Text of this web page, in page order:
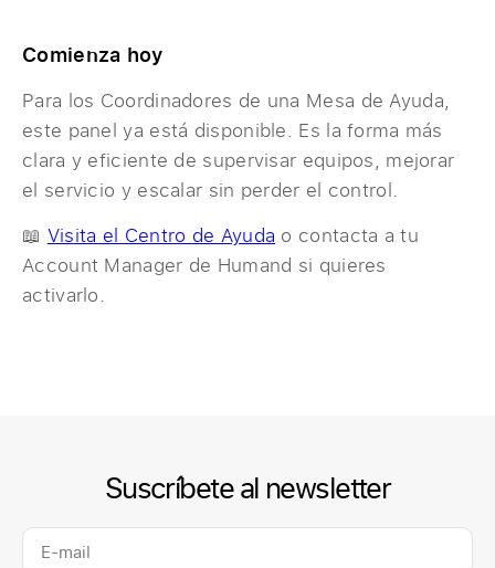
Comienza hoy
Para los Coordinadores de una Mesa de Ayuda,
este panel ya está disponible. Es la forma más
clara y eficiente de supervisar equipos, mejorar
el servicio y escalar sin perder el control.
📖 Visita el Centro de Ayuda o contacta a tu
Account Manager de Humand si quieres
activarlo.
Suscríbete al newsletter